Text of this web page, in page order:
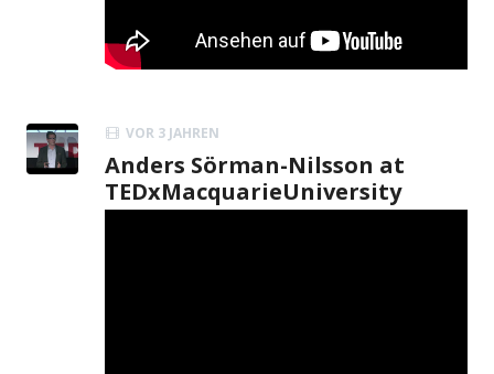
VOR 3 JAHREN
Anders Sörman-Nilsson at
TEDxMacquarieUniversity